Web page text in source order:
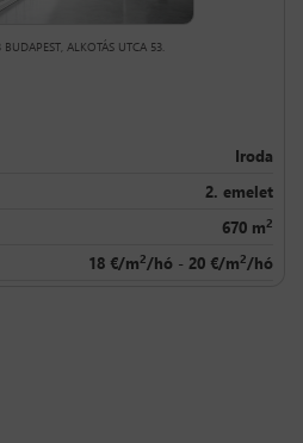
ALKOTÁS UTCA 53.
Iroda
2. emelet
670 m2
18 €/m2/hó - 20 €/m2/hó